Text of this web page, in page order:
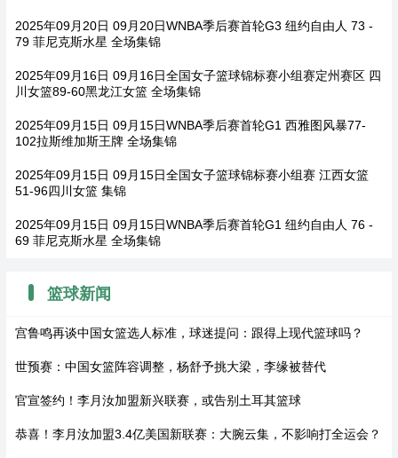
2025年09月20日 09月20日WNBA季后赛首轮G3 纽约自由人 73 -
79 菲尼克斯水星 全场集锦
2025年09月16日 09月16日全国女子篮球锦标赛小组赛定州赛区 四
川女篮89-60黑龙江女篮 全场集锦
2025年09月15日 09月15日WNBA季后赛首轮G1 西雅图风暴77-
102拉斯维加斯王牌 全场集锦
2025年09月15日 09月15日全国女子篮球锦标赛小组赛 江西女篮
51-96四川女篮 集锦
2025年09月15日 09月15日WNBA季后赛首轮G1 纽约自由人 76 -
69 菲尼克斯水星 全场集锦
篮球新闻
宫鲁鸣再谈中国女篮选人标准，球迷提问：跟得上现代篮球吗？
世预赛：中国女篮阵容调整，杨舒予挑大梁，李缘被替代
官宣签约！李月汝加盟新兴联赛，或告别土耳其篮球
恭喜！李月汝加盟3.4亿美国新联赛：大腕云集，不影响打全运会？